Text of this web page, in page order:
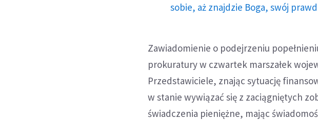
sobie, aż znajdzie Boga, swój
Zawiadomienie o podejrzeniu
prokuratury w czwartek marszałek
Przedstawiciele, znając sytuację
w stanie wywiązać się z zaciągniętych
świadczenia pieniężne, mając